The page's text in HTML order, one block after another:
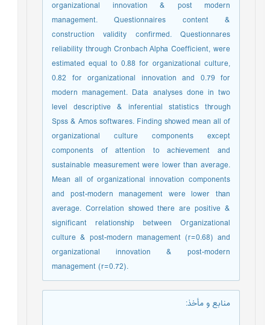
organizational innovation & post modern
management. Questionnaires content &
construction validity confirmed. Questionnares
reliability through Cronbach Alpha Coefficient, were
estimated equal to 0.88 for organizational culture,
0.82 for organizational innovation and 0.79 for
modern management. Data analyses done in two
level descriptive & inferential statistics through
Spss & Amos softwares. Finding showed mean all of
organizational culture components except
components of attention to achievement and
sustainable measurement were lower than average.
Mean all of organizational innovation components
and post-modern management were lower than
average. Correlation showed there are positive &
significant relationship between Organizational
culture & post-modern management (r=0.68) and
organizational innovation & post-modern
management (r=0.72).
منابع و مأخذ: